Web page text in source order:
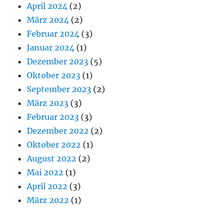
April 2024 (2)
März 2024 (2)
Februar 2024 (3)
Januar 2024 (1)
Dezember 2023 (5)
Oktober 2023 (1)
September 2023 (2)
März 2023 (3)
Februar 2023 (3)
Dezember 2022 (2)
Oktober 2022 (1)
August 2022 (2)
Mai 2022 (1)
April 2022 (3)
März 2022 (1)